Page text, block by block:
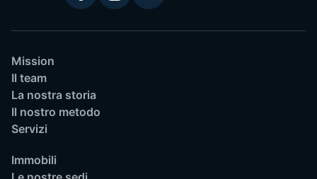
Mission
Il team
La nostra storia
Il nostro metodo
Servizi
Immobili